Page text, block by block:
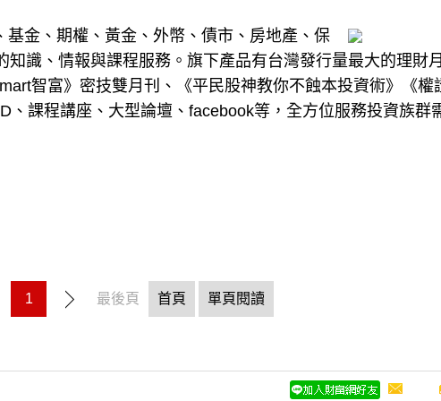
基金、期權、黃金、外幣、債市、房地產、保
知識、情報與課程服務。旗下產品有台灣發行量最大的理財
智富》密技雙月刊、《平民股神教你不蝕本投資術》《權
課程講座、大型論壇、facebook等，全方位服務投資族群
1 最後頁 首頁 單頁閱讀